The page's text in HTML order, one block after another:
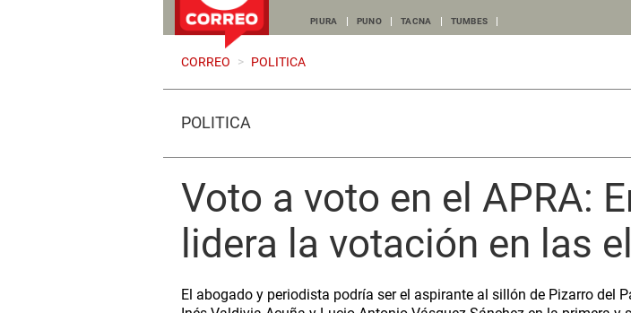
PIURA PUNO TACNA TUMBES
CORREO > POLITICA
POLÍTICA
Voto a voto en el APRA:
lidera la votación en las
El abogado y periodista podría ser el aspirante al sillón de Pizarro del